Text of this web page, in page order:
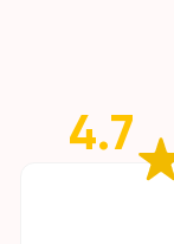
4.7